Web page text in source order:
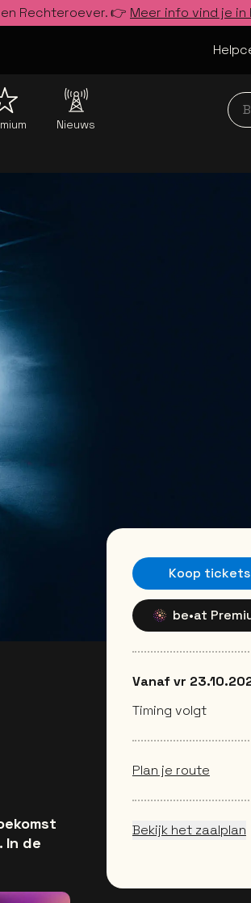
Rechteroever. 👉 Meer info vind je
Nieuws
In de
Koop tickets
be•at
Vanaf vr
Timing volgt
Plan je route
Bekijk het zaalplan